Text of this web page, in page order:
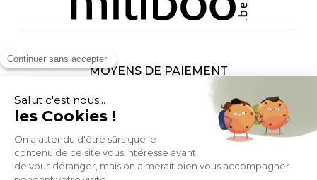
MOYENS DE PAIEMENT
SOCIAL NETWORK